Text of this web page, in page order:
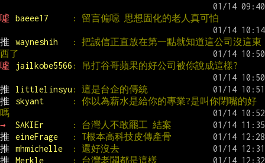
噓 baeee17 : 留言偏噁 思想固化的老人真可怕
推 wayneshih
: 把誠信正直放在第一點就知道這公司沒這東
西了
噓
jailkobe5566 : 吊打谷哥蘋果的好公司被你說成這樣?
推 littlelinsyu : 這是台企的傳統
推
skyant
: 你以為薪水是給你的專業?是叫你閉嘴的好
嗎
→
SAKIEr
: 台灣人不敢罷工 結案
推
eineFrage
: T根本高科技皮傳產骨
推
mhmichelle
: 還好沒去
推
Merkle
: 台灣老闆都是這樣